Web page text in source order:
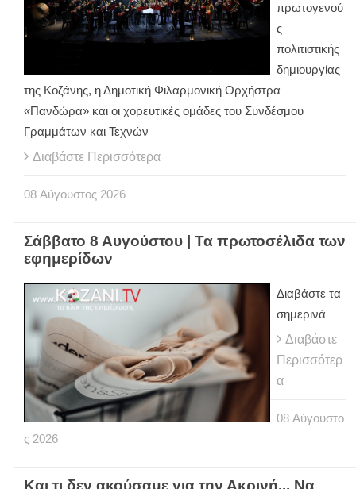
πρωτογενού
ς
πολιτιστικής
δημιουργίας
της Κοζάνης, η Δημοτική Φιλαρμονική Ορχήστρα
«Πανδώρα» και οι χορευτικές ομάδες του Συνδέσμου
Γραμμάτων και Τεχνών
Διαβάστε Περισσότερα
08 Αύγουστος 2026
Σάββατο 8 Αυγούστου | Τα πρωτοσέλιδα των
εφημερίδων
Διαβάστε τα
σημερινά
Διαβάστε
Περισσότερ
α
08 Αύγουστο
ς 2026
Και τι δεν ακούσαμε για την Ακρινή... Να